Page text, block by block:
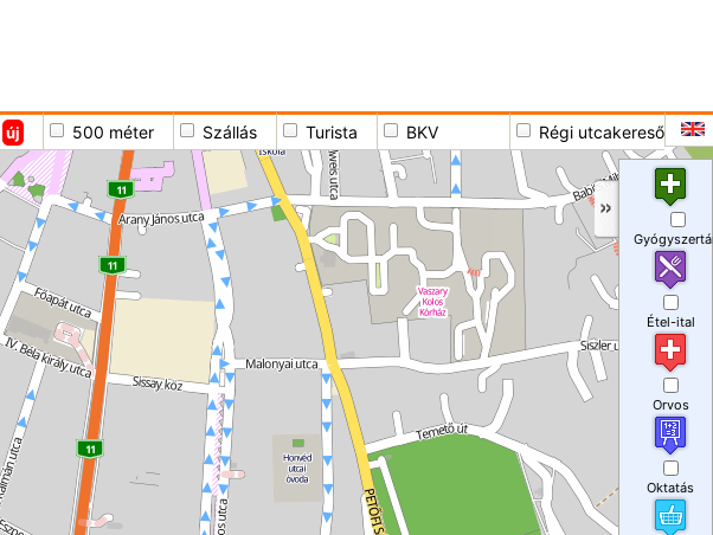
új 500 méter Szállás Turista BKV Régi utcakereső
Étel-ital
Orvos
Oktatás